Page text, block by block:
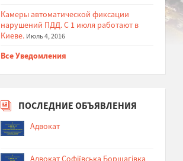
Камеры автоматической фиксации
нарушений ПДД. С 1 июля работают в
Киеве. Июль 4, 2016
Все Уведомления
ПОСЛЕДНИЕ ОБЪЯВЛЕНИЯ
Адвокат
Адвокат Софіївська Борщагівка